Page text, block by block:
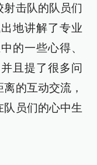
射击队的队员们
地讲解了专业
的一些心得、
且提了很多问
的互动交流，
队员们的心中生